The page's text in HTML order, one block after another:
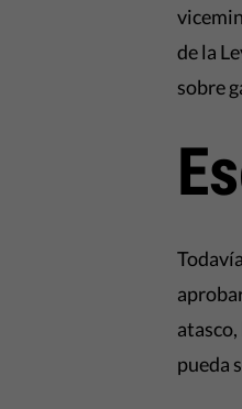
de la
sobre
pueda